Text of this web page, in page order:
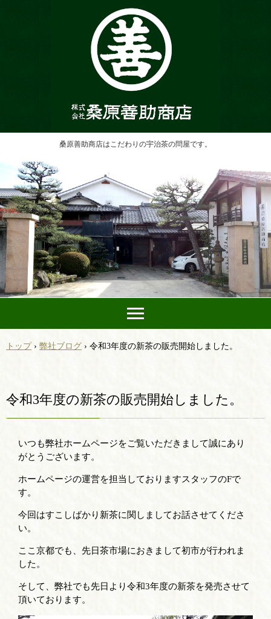
桑原善助商店はこだわりの宇治茶の問屋です。
トップ › 弊社ブログ › 令和3年度の新茶の販売開始しました。
令和3年度の新茶の販売開始しました。
いつも弊社ホームページをご覧いただきまして誠にあり
がとうございます。
ホームページの運営を担当しておりますスタッフのFで
す。
今回はすこしばかり新茶に関しましてお話させてくださ
い。
ここ京都でも、先日茶市場におきまして初市が行われま
した。
そして、弊社でも先日より令和3年度の新茶を発売させて
頂いております。